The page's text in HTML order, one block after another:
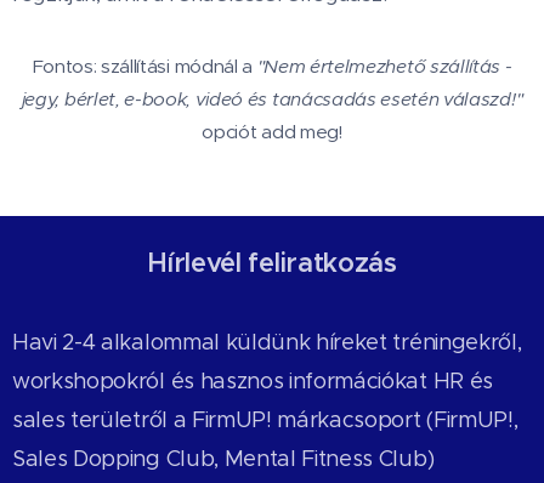
Fontos: szállítási módnál a "Nem értelmezhető szállítás -
jegy, bérlet, e-book, videó és tanácsadás esetén válaszd!"
opciót add meg!
Hírlevél feliratkozás
Havi 2-4 alkalommal küldünk híreket tréningekről,
workshopokról és hasznos információkat HR és
sales területről a FirmUP! márkacsoport (FirmUP!,
Sales Dopping Club, Mental Fitness Club)